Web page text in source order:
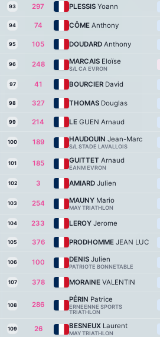
93 297 PLESSIS Yoann
94 74 CÔME Anthony
95 105 DOUDARD Anthony
96 248 MARCAIS Eloïse
S/L CA EVRON
97 41 BOURCIER David
98 327 THOMAS Douglas
99 214 LE GUEN Arnaud
100 189 HAUDOUIN Jean-Marc
S/L STADE LAVALLOIS
101 185 GUITTET Arnaud
EANM EVRON
102 3 AMIARD Julien
103 254 MAUNY Mario
MAY TRIATHLON
104 233 LEROY Jerome
105 376 PRODHOMME JEAN LUC
106 100 DENIS Julien
PATRIOTE BONNETABLE
107 378 MORAINE VALENTIN
108 286
PÉRIN Patrice
ERNEENNE SPORTS
TRIATHLON
109 26 BESNEUX Laurent
MAY TRIATHLON